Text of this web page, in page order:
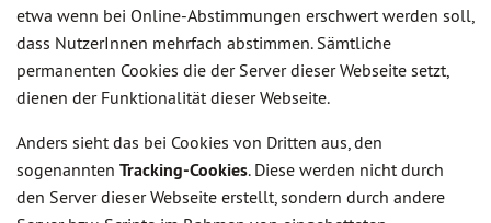
etwa wenn bei Online-Abstimmungen erschwert werden soll,
dass NutzerInnen mehrfach abstimmen. Sämtliche
permanenten Cookies die der Server dieser Webseite setzt,
dienen der Funktionalität dieser Webseite.
Anders sieht das bei Cookies von Dritten aus, den
sogenannten Tracking-Cookies. Diese werden nicht durch
den Server dieser Webseite erstellt, sondern durch andere